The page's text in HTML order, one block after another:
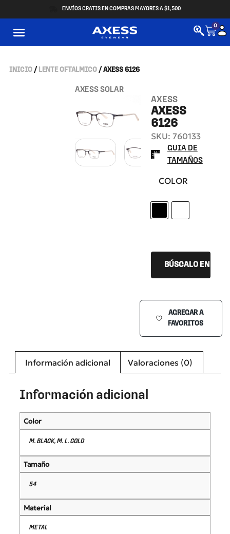
ENVÍOS GRATIS EN COMPRAS MAYORES A $1,500
0
INICIO/ LENTE OFTALMICO/ AXESS 6126
AXESS SOLAR
AXESS
AXESS
6126
SKU: 760133
GUIA DE
TAMAÑOS
COLOR
M. BLACKM. L. GOLD
BÚSCALO EN TU
AGREGAR A
FAVORITOS
Información adicional Valoraciones (0)
Información adicional
Color
M. BLACK, M. L. GOLD
Tamaño
54
Material
METAL